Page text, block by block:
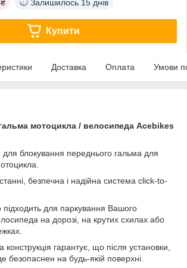
Залишилось 15 днів
Купити
Доставка Оплата Умови
мотоцикла / велосипеда Acebikes
для блокування переднього гальма для
безпечна і надійна система click-to-
підходить для паркування Вашого
на дорозі, на крутих схилах або
гарантує, що після установки,
безопаснен на будь-якій поверхні.